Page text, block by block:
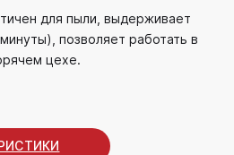
для пыли, выдерживает
позволяет работать в
цехе.